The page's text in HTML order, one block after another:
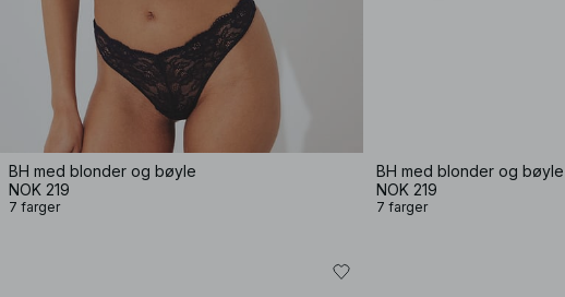
BH med blonder og bøyle
NOK 219
7 farger
BH med blonder og bøyle
NOK 219
7 farger